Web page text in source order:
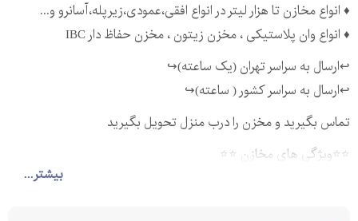
بیشتر...
♦ انواع مخازن تا هزار لیتر در انواع افقی،عمودی،زیرپله،آسانرو و...
♦ انواع وان پلاستیکی ، مخزن زیتون ، مخزن حفاظ دار IBC
↩ارسال به سراسر تهران (یک ساعته)↪
↩ارسال به سراسر کشور ( ساعته)↪
️تماس بگیرید و مخزن را درب منزل تحویل بگیرید️️
⭐⭐ویژگی های مخازن ⭐⭐
✅ سه لایه ، آنتی باکتریال و ضد جلبک( بهترین گزینه برای آب